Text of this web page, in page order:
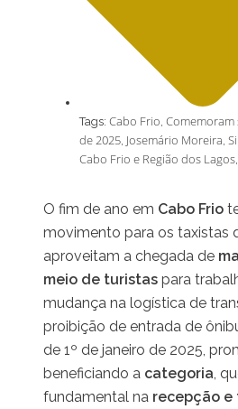
Tags:Cabo Frio ,Comemoram
de 2025 Josemário Moreira ,
Cabo Frio e Região dos Lagos
O fim de ano em Cabo Frio
movimento para os taxistas
aproveitam a chegada de
meio de turistas para
mudança na logística de
proibição de entrada de
de 1º de janeiro de 2025,
beneficiando a categoria ,
fundamental na recepção